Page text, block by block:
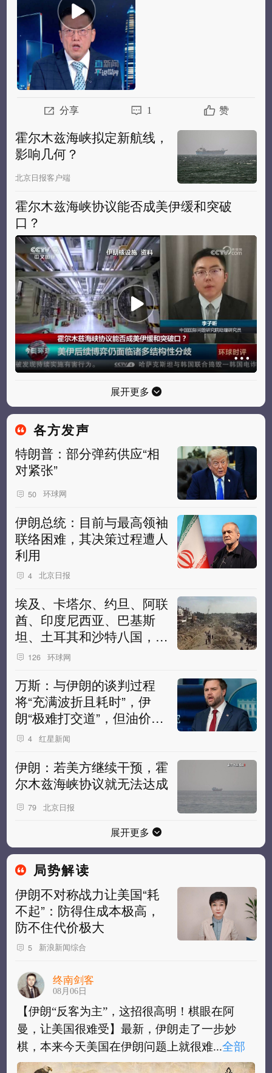
分享 1 赞
霍尔木兹海峡拟定新航线，
影响几何？
北京日报客户端
霍尔木兹海峡协议能否成美伊缓和突破
口？
展开更多
各方发声
特朗普：部分弹药供应“相
对紧张”
50 环球网
伊朗总统：目前与最高领袖
联络困难，其决策过程遭人
利用
4 北京日报
埃及、卡塔尔、约旦、阿联
酋、印度尼西亚、巴基斯
坦、土耳其和沙特八国，发
表联合声明
126 环球网
万斯：与伊朗的谈判过程
将“充满波折且耗时”，伊
朗“极难打交道”，但油价将
会下降并保持低位
4 红星新闻
伊朗：若美方继续干预，霍
尔木兹海峡协议就无法达成
79 北京日报
展开更多
局势解读
伊朗不对称战力让美国“耗
不起”：防得住成本极高，
防不住代价极大
5 新浪新闻综合
终南剑客
08月06日
【伊朗“反客为主”，这招很高明！棋眼在阿
曼，让美国很难受】最新，伊朗走了一步妙
棋，本来今天美国在伊朗问题上就很难...全部
【伊朗“反客为主”，这招很高明！棋眼在阿